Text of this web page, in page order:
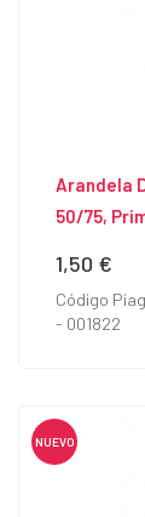
Arandela
50/75,
Precio
1,50 €
Código
- 001822
NUEVO